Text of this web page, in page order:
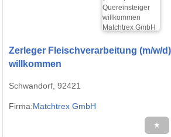
Zerleger Fleischverarbeitung (m/w/
willkommen
Schwandorf, 92421
Firma:Matchtrex GmbH
★